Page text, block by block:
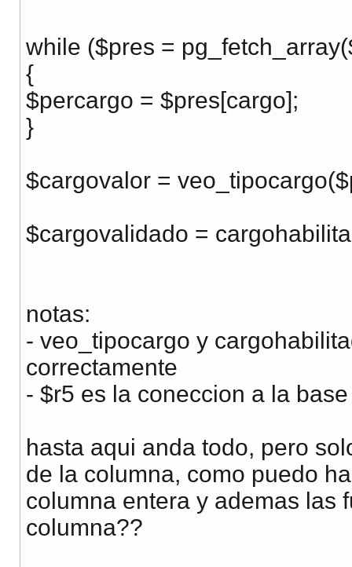
while ($pres =
{
$percargo = $pres[cargo];
}
$cargovalor =
$cargovalidado =
notas:
- veo_tipocargo y
correctamente
- $r5 es la coneccion a la
hasta aqui anda todo, pero
de la columna, como puedo
columna entera y ademas las
columna??